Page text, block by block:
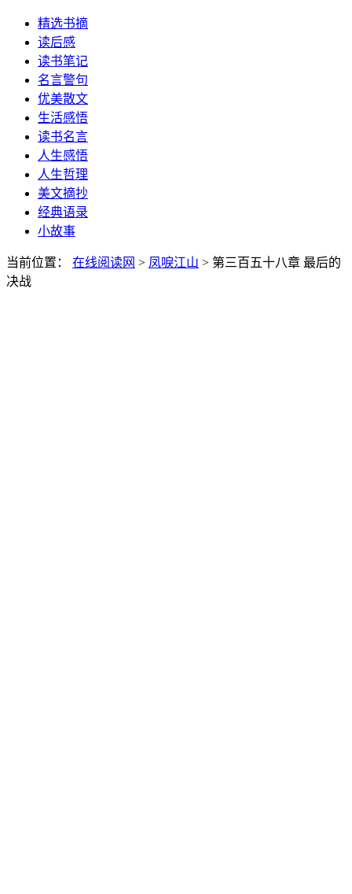
精选书摘
读后感
读书笔记
名言警句
优美散文
生活感悟
读书名言
人生感悟
人生哲理
美文摘抄
经典语录
小故事
当前位置： 在线阅读网 > 凤唳江山 > 第三百五十八章 最后的
决战